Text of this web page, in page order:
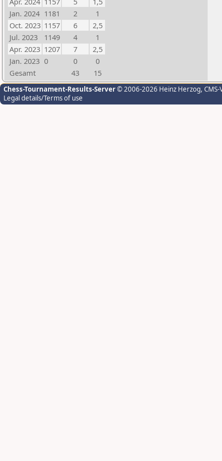
Jan. 2024 1181 2
1
Oct. 2023 1157 6
2,5
Jul. 2023
1149 4
1
Apr. 2023 1207 7
2,5
Jan. 2023 0 0
0
Gesamt
43 15
Chess-Tournament-Results-Server© 2006-2026 Heinz Herzog,
Legal details/Terms of use